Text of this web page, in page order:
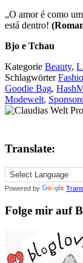
„O amor é como
está dentro!
Bjo e Tchau
Kategorie Beauty,
Schlagwörter
Goodie Bag,
Modewelt,
Translate:
Powered by
Folge mir auf